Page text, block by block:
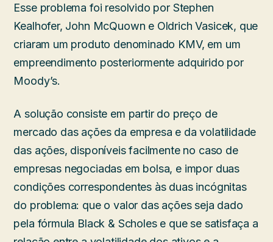
Esse problema foi resolvido por Stephen
Kealhofer, John McQuown e Oldrich Vasicek, que
criaram um produto denominado KMV, em um
empreendimento posteriormente adquirido por
Moody’s.
A solução consiste em partir do preço de
mercado das ações da empresa e da volatilidade
das ações, disponíveis facilmente no caso de
empresas negociadas em bolsa, e impor duas
condições correspondentes às duas incógnitas
do problema: que o valor das ações seja dado
pela fórmula Black & Scholes e que se satisfaça a